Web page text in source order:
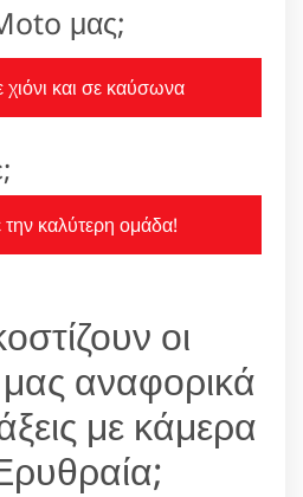
μας;
και σε καύσωνα
την καλύτερη ομάδα!
οι
αναφορικά
με κάμερα